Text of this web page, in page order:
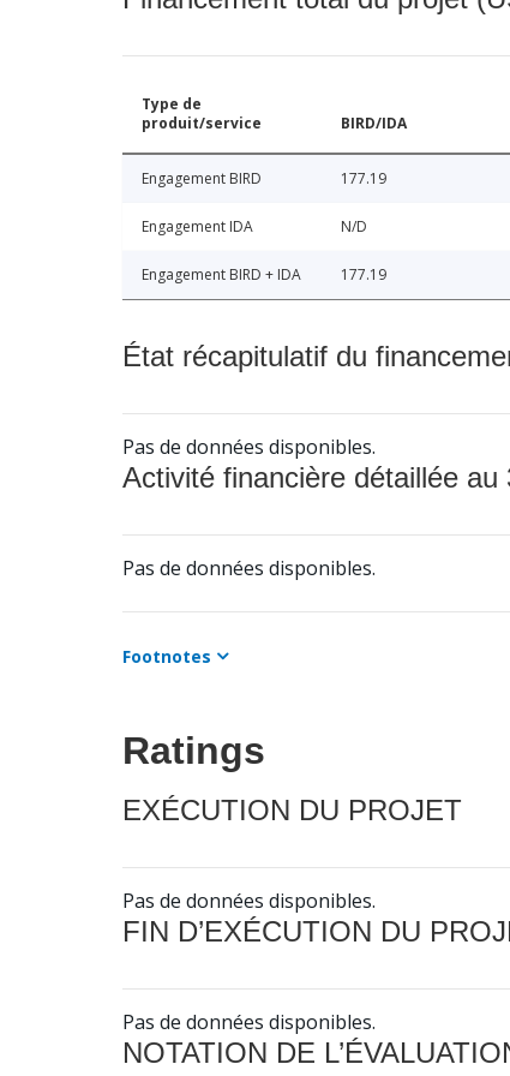
Type de
produit/service
BIRD/IDA
Engagement BIRD 177.19
Engagement IDA N/D
Engagement BIRD + IDA 177.19
État récapitulatif du
Pas de données disponibles.
Activité financière détaillée au
Pas de données disponibles.
Footnotes
Ratings
EXÉCUTION DU PROJET
Pas de données disponibles.
FIN D’EXÉCUTION DU
Pas de données disponibles.
NOTATION DE